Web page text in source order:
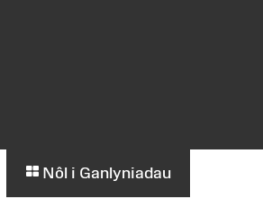
Nôl i Ganlyniadau